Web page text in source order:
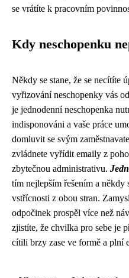
se vrátíte k pracovním
Kdy neschopenku
Někdy se stane, že se necítíte
vyřizování neschopenky vás
je jednodenní neschopenka
indisponováni a vaše práce
domluvit se svým
zvládnete vyřídit emaily z
zbytečnou administrativu.
tím nejlepším řešením a
vstřícnosti z obou stran.
odpočinek prospěl více než
zjistíte, že chvilka pro sebe je
cítili brzy zase ve formě a plní